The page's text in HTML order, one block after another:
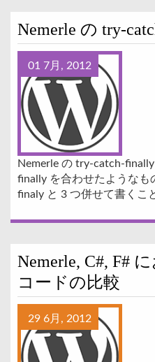
Nemerle の try-
01 7月, 2012
Nemerle の try-catch-
finally を合わせたような
finaly と 3 つ併せて書くこ
Nemerle, C#, F#
コードの比較
29 6月, 2012